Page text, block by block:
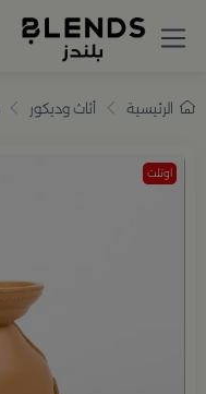
تسوّق من بلندز
الرئيسية أثاث وديكور
اوتلت